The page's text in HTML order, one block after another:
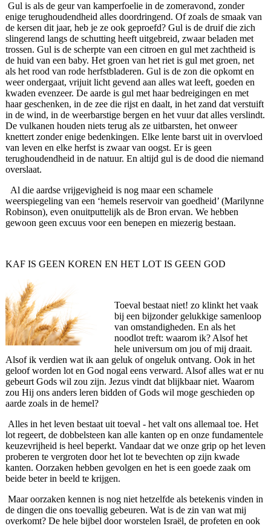
Gul is als de geur van kamperfoelie in de zomeravond, zonder
enige terughoudendheid alles doordringend. Of zoals de smaak van
de kersen dit jaar, heb je ze ook geproefd? Gul is de druif die zich
slingerend langs de schutting heeft uitgebreid, zwaar beladen met
trossen. Gul is de scherpte van een citroen en gul met zachtheid is
de huid van een baby. Het groen van het riet is gul met groen, net
als het rood van rode herfstbladeren. Gul is de zon die opkomt en
weer ondergaat, vrijuit licht gevend aan alles wat leeft, goeden en
kwaden evenzeer. De aarde is gul met haar bedreigingen en met
haar geschenken, in de zee die rijst en daalt, in het zand dat verstuift
in de wind, in de weerbarstige bergen en het vuur dat alles verslindt.
De vulkanen houden niets terug als ze uitbarsten, het onweer
knettert zonder enige bedenkingen. Elke lente barst uit in overvloed
van leven en elke herfst is zwaar van oogst. Er is geen
terughoudendheid in de natuur. En altijd gul is de dood die niemand
overslaat.
Al die aardse vrijgevigheid is nog maar een schamele
weerspiegeling van een ‘hemels reservoir van goedheid’ (Marilynne
Robinson), even onuitputtelijk als de Bron ervan. We hebben
gewoon geen excuus voor een benepen en miezerig bestaan.
KAF IS GEEN KOREN EN HET LOT IS GEEN GOD
Toeval bestaat niet! zo klinkt het vaak
bij een bijzonder gelukkige samenloop
van omstandigheden. En als het
noodlot treft: waarom ik? Alsof het
hele universum om jou of mij draait.
Alsof ik verdien wat ik aan geluk of ongeluk ontvang. Ook in het
geloof worden lot en God nogal eens verward. Alsof alles wat er nu
gebeurt Gods wil zou zijn. Jezus vindt dat blijkbaar niet. Waarom
zou Hij ons anders leren bidden of Gods wil moge geschieden op
aarde zoals in de hemel?
Alles in het leven bestaat uit toeval - het valt ons allemaal toe. Het
lot regeert, de dobbelsteen kan alle kanten op en onze fundamentele
keuzevrijheid is heel beperkt. Vandaar dat we onze grip op het leven
proberen te vergroten door het lot te bevechten op zijn kwade
kanten. Oorzaken hebben gevolgen en het is een goede zaak om
beide beter in beeld te krijgen.
Maar oorzaken kennen is nog niet hetzelfde als betekenis vinden in
de dingen die ons toevallig gebeuren. Wat is de zin van wat mij
overkomt? De hele bijbel door worstelen Israël, de profeten en ook